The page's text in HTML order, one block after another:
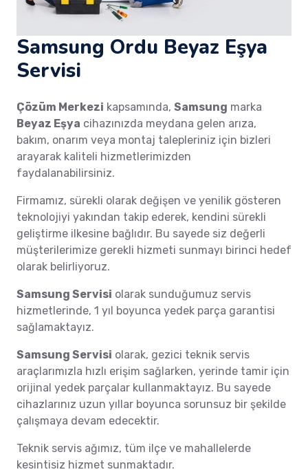
Samsung Ordu Beyaz Eşya
Servisi
Çözüm Merkezi kapsamında, Samsung marka
Beyaz Eşya cihazınızda meydana gelen arıza,
bakım, onarım veya montaj talepleriniz için bizleri
arayarak kaliteli hizmetlerimizden
faydalanabilirsiniz.
Firmamız, sürekli olarak değişen ve yenilik gösteren
teknolojiyi yakından takip ederek, kendini sürekli
geliştirme ilkesine bağlıdır. Bu sayede siz değerli
müşterilerimize gerekli hizmeti sunmayı birinci hedef
olarak belirliyoruz.
Samsung Servisi olarak sunduğumuz servis
hizmetlerinde, 1 yıl boyunca yedek parça garantisi
sağlamaktayız.
Samsung Servisi olarak, gezici teknik servis
araçlarımızla hızlı erişim sağlarken, yerinde tamir için
orijinal yedek parçalar kullanmaktayız. Bu sayede
cihazlarınız uzun yıllar boyunca sorunsuz bir şekilde
çalışmaya devam edecektir.
Teknik servis ağımız, tüm ilçe ve mahallelerde
kesintisiz hizmet sunmaktadır.